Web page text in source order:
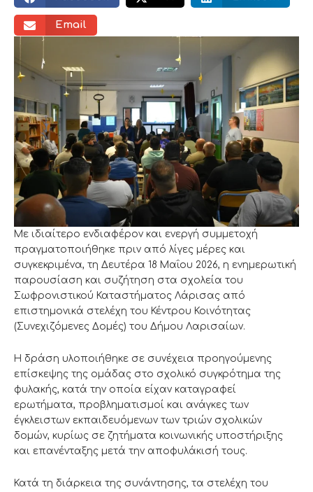
Email
Με ιδιαίτερο ενδιαφέρον και ενεργή συμμετοχή
πραγματοποιήθηκε πριν από λίγες μέρες και
συγκεκριμένα, τη Δευτέρα 18 Μαΐου 2026, η ενημερωτική
παρουσίαση και συζήτηση στα σχολεία του
Σωφρονιστικού Καταστήματος Λάρισας από
επιστημονικά στελέχη του Κέντρου Κοινότητας
(Συνεχιζόμενες Δομές) του Δήμου Λαρισαίων.
Η δράση υλοποιήθηκε σε συνέχεια προηγούμενης
επίσκεψης της ομάδας στο σχολικό συγκρότημα της
φυλακής, κατά την οποία είχαν καταγραφεί
ερωτήματα, προβληματισμοί και ανάγκες των
έγκλειστων εκπαιδευόμενων των τριών σχολικών
δομών, κυρίως σε ζητήματα κοινωνικής υποστήριξης
και επανένταξης μετά την αποφυλάκισή τους.
Κατά τη διάρκεια της συνάντησης, τα στελέχη του